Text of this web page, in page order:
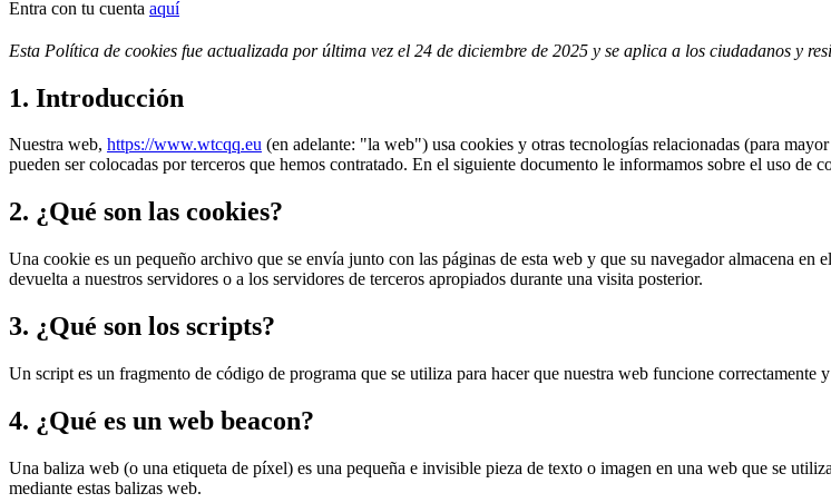
Entra con tu cuenta aquí
Esta Política de cookies fue actualizada por última vez el 24 de diciembre de 2025 y se aplica a los ciudadanos y
1. Introducción
Nuestra web, https://www.wtcqq.eu (en adelante: "la web") usa cookies y otras tecnologías relacionadas (para
pueden ser colocadas por terceros que hemos contratado. En el siguiente documento le informamos sobre el uso de
2. ¿Qué son las cookies?
Una cookie es un pequeño archivo que se envía junto con las páginas de esta web y que su navegador almacena
devuelta a nuestros servidores o a los servidores de terceros apropiados durante una visita posterior.
3. ¿Qué son los scripts?
Un script es un fragmento de código de programa que se utiliza para hacer que nuestra web funcione
4. ¿Qué es un web beacon?
Una baliza web (o una etiqueta de píxel) es una pequeña e invisible pieza de texto o imagen en una web que se
mediante estas balizas web.